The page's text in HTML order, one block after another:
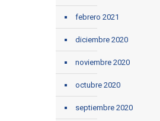
febrero 2021
diciembre 2020
noviembre 2020
octubre 2020
septiembre 2020